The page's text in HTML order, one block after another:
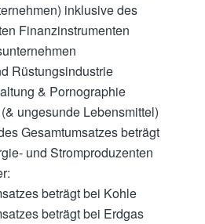
inklusive des
Finanzinstrumenten
Rüstungsindustrie
& Pornographie
ungesunde Lebensmittel)
Gesamtumsatzes beträgt
und Stromproduzenten
beträgt bei Kohle
beträgt bei Erdgas